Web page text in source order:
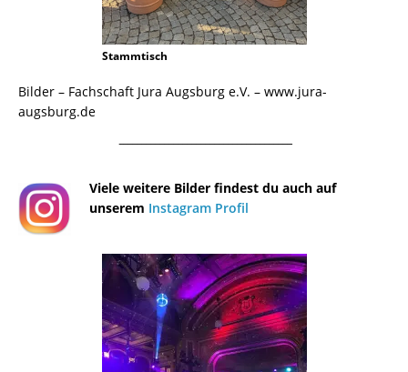
Stammtisch
Bilder – Fachschaft Jura Augsburg e.V. – www.jura-
augsburg.de
¯¯¯¯¯¯¯¯¯¯¯¯¯¯¯¯¯¯¯¯¯¯¯¯¯¯¯¯¯¯¯¯¯¯¯¯¯¯
Viele weitere Bilder findest du auch auf
unserem Instagram Profil